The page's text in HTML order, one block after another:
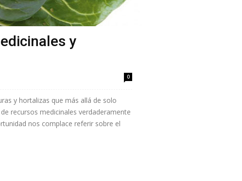
y
0
y hortalizas que más allá de solo
recursos medicinales verdaderamente
nos complace referir sobre el